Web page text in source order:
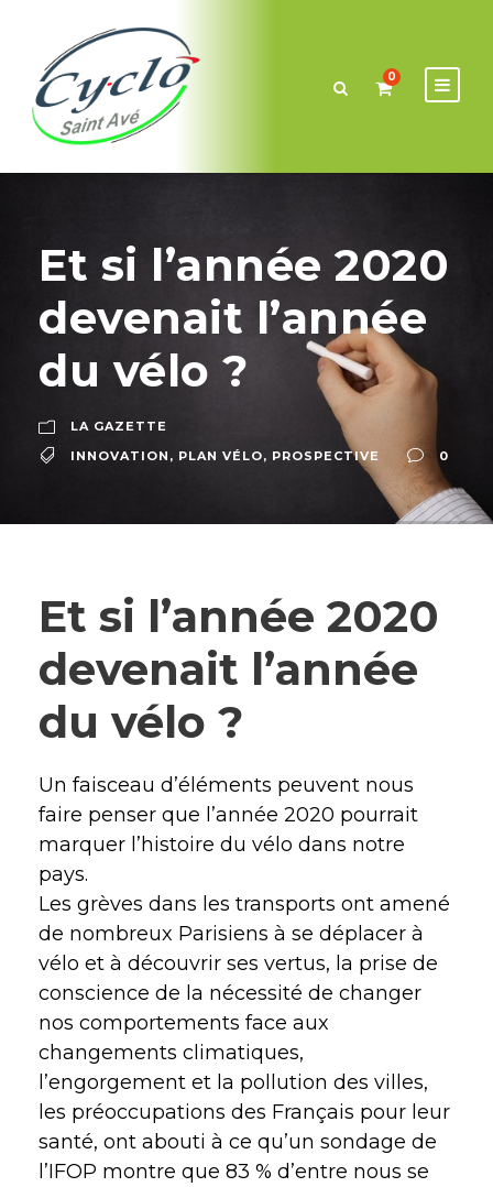
0
Et si l’année 2020
devenait l’année
du vélo ?
LA GAZETTE
INNOVATION , PLAN VÉLO, PROSPECTIVE 0
Et si l’année 2020
devenait l’année
du vélo ?
Un faisceau d’éléments peuvent nous
faire penser que l’année 2020 pourrait
marquer l’histoire du vélo dans notre
pays.
Les grèves dans les transports ont amené
de nombreux Parisiens à se déplacer à
vélo et à découvrir ses vertus, la prise de
conscience de la nécessité de changer
nos comportements face aux
changements climatiques,
l’engorgement et la pollution des villes,
les préoccupations des Français pour leur
santé, ont abouti à ce qu’un sondage de
l’IFOP montre que 83 % d’entre nous se